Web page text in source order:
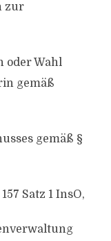
zur
oder Wahl
gemäß
gemäß §
Satz 1 InsO,